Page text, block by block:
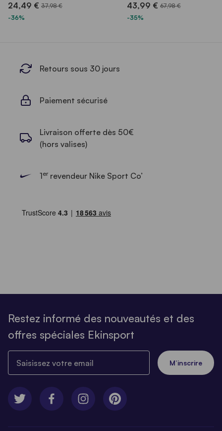
24,49 € 37,98 €
-36%
43,99 € 67,98 €
-35%
Retours sous 30 jours
Paiement sécurisé
Livraison offerte dès 50€
(hors valises)
1errevendeur Nike Sport Co’
Restez informé des nouveautés et des
offres spéciales Ekinsport
M’inscrire